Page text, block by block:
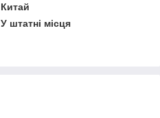
Китай
У штатні місця